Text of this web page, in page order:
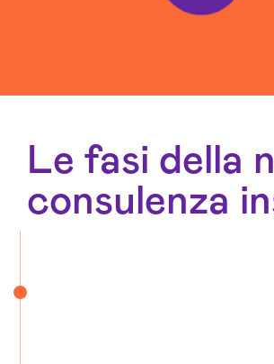
Le fasi della
consulenza